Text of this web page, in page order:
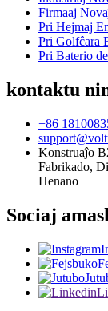
Firmaaj
Pri Hejmaj
Pri Golfĉara
Pri Baterio
kontaktu
+86
Konstruaĵo
Fabrikado,
Henano
Sociaj